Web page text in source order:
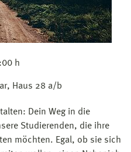
h
Haus 28 a/b
Dein Weg in die
Studierenden, die ihre
möchten. Egal, ob sie sich